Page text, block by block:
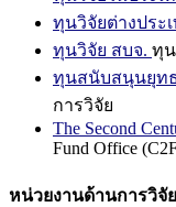
ทุนวิจัยต่างประ
ทุนวิจัย สบจ. ทุน
ทุนสนับสนุนยุท
การวิจัย
The Second
Fund Office
หน่วยงานด้านการวิจัย